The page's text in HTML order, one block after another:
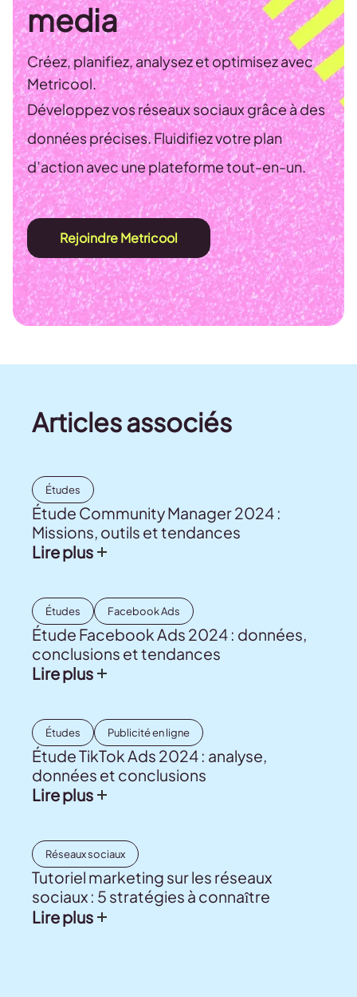
media
Créez, planifiez, analysez et optimisez avec
Metricool.
Développez vos réseaux sociaux grâce à des
données précises. Fluidifiez votre plan
d’action avec une plateforme tout-en-un.
Rejoindre Metricool
Articles associés
Études
Étude Community Manager 2024 :
Missions, outils et tendances
Lire plus
Études Facebook Ads
Étude Facebook Ads 2024 : données,
conclusions et tendances
Lire plus
Études Publicité en ligne
Étude TikTok Ads 2024 : analyse,
données et conclusions
Lire plus
Réseaux sociaux
Tutoriel marketing sur les réseaux
sociaux : 5 stratégies à connaître
Lire plus